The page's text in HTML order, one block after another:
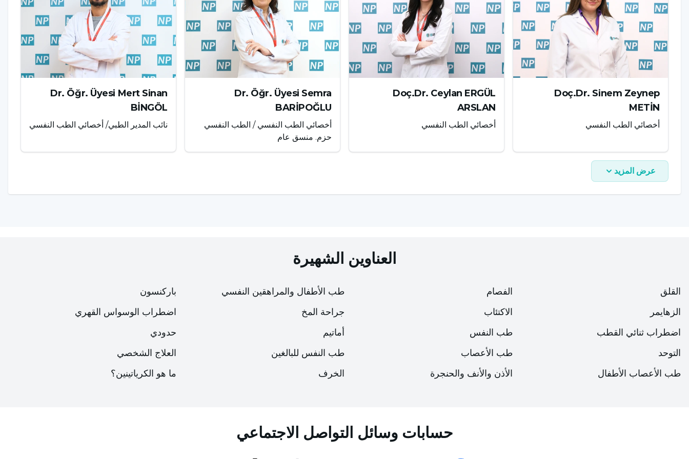
Doç.Dr. Sinem Zeynep
METİN
أخصائي الطب النفسي
Doç.Dr. Ceylan ERGÜL
ARSLAN
أخصائي الطب النفسي
Dr. Öğr. Üyesi Semra
BARİPOĞLU
أخصائي الطب النفسي / الطب النفسي
حزم. منسق عام
Dr. Öğr. Üyesi Mert Sinan
BİNGÖL
نائب المدير الطبي/ أخصائي الطب النفسي
عرض المزيد
حجم الخط 100%
العناوين الشهيرة
القلق
الزهايمر
اضطراب ثنائي القطب
التوحد
طب الأعصاب الأطفال
الفصام
الاكتئاب
طب النفس
طب الأعصاب
الأذن والأنف والحنجرة
طب الأطفال والمراهقين النفسي
جراحة المخ
أماتيم
طب النفس للبالغين
الخرف
باركنسون
اضطراب الوسواس القهري
حدودي
العلاج الشخصي
ما هو الكرياتينين؟
حسابات وسائل التواصل الاجتماعي
حجم الخط 100%